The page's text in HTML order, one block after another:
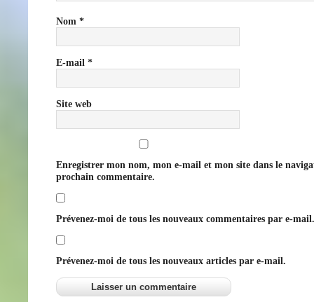
Nom *
E-mail *
Site web
Enregistrer mon nom, mon e-mail et mon site dans le
prochain commentaire.
Prévenez-moi de tous les nouveaux commentaires par e-mail.
Prévenez-moi de tous les nouveaux articles par e-mail.